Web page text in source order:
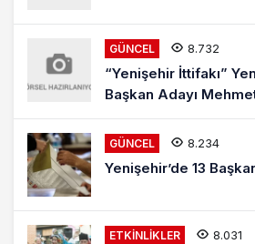
GÜNCEL 8.732
“Yenişehir İttifakı”
Başkan
GÜNCEL 8.234
Yenişehir’de 13
ETKINLIKLER 8.031